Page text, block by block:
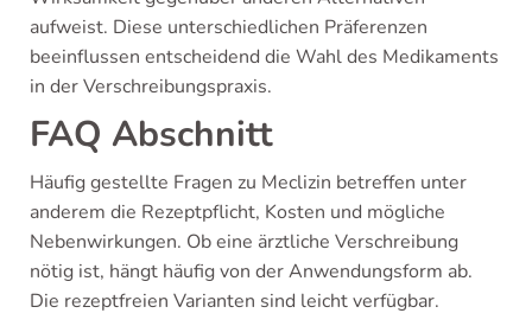
aufweist. Diese unterschiedlichen Präferenzen
beeinflussen entscheidend die Wahl des Medikaments
in der Verschreibungspraxis.
FAQ Abschnitt
Häufig gestellte Fragen zu Meclizin betreffen unter
anderem die Rezeptpflicht, Kosten und mögliche
Nebenwirkungen. Ob eine ärztliche Verschreibung
nötig ist, hängt häufig von der Anwendungsform ab.
Die rezeptfreien Varianten sind leicht verfügbar.